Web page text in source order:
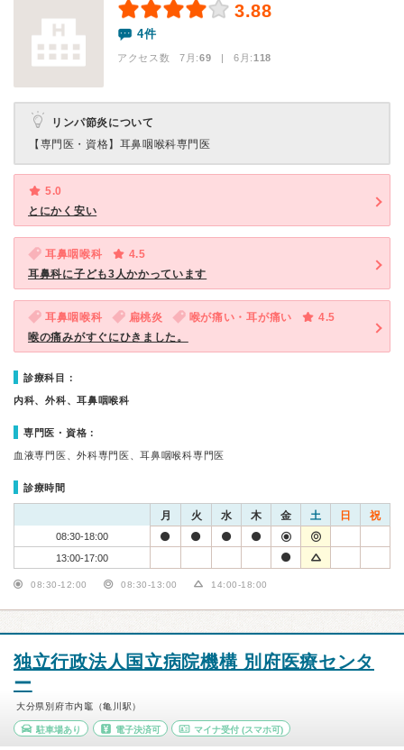
3.88
4件
アクセス数 7月:69 | 6月:118
リンパ節炎について
【専門医・資格】 耳鼻咽喉科専門医
5.0
とにかく安い
耳鼻咽喉科
4.5
耳鼻科に子ども3人かかっています
耳鼻咽喉科 扁桃炎 喉が痛い・耳が痛い
4.5
喉の痛みがすぐにひきました。
診療科目：
内科、外科、耳鼻咽喉科
専門医・資格：
血液専門医、外科専門医、耳鼻咽喉科専門医
診療時間
月 火 水 木 金 土 日 祝
08:30-18:00
13:00-17:00
08:30-12:00 08:30-13:00 14:00-18:00
独立行政法人国立病院機構 別府医療センタ
ー
大分県別府市内竈（亀川駅）
駐車場あり 電子決済可 マイナ受付 (スマホ可)